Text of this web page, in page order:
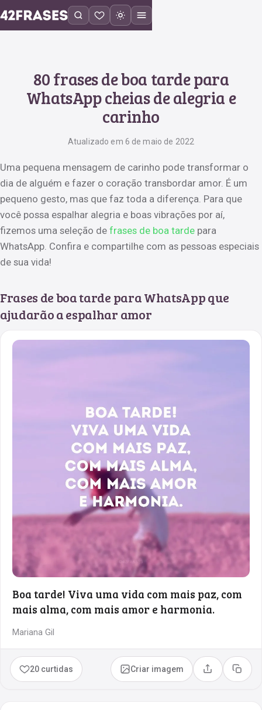
80 frases de boa tarde para
WhatsApp cheias de alegria e
carinho
Atualizado em 6 de maio de 2022
Uma pequena mensagem de carinho pode transformar o
dia de alguém e fazer o coração transbordar amor. É um
pequeno gesto, mas que faz toda a diferença. Para que
você possa espalhar alegria e boas vibrações por aí,
fizemos uma seleção de frases de boa tarde para
WhatsApp. Confira e compartilhe com as pessoas especiais
de sua vida!
Frases de boa tarde para WhatsApp que
ajudarão a espalhar amor
Boa tarde! Viva uma vida com mais paz, com
mais alma, com mais amor e harmonia.
Mariana Gil
20 curtidas Criar imagem Compartilhar
Copiar